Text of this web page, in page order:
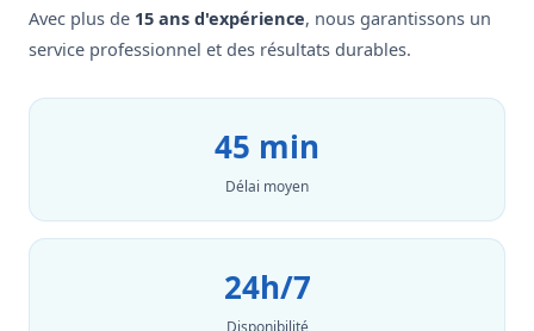
Avec plus de 15 ans d'expérience, nous garantissons un
service professionnel et des résultats durables.
45 min
Délai moyen
24h/7
Disponibilité